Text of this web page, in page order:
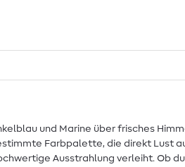
und Marine über frisches
Farbpalette, die direkt Lust
Ausstrahlung verleiht. Ob